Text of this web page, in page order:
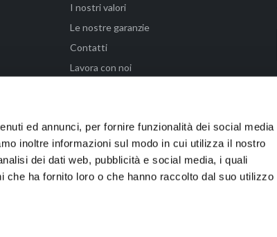
ed annunci, per fornire funzionalità dei social media
inoltre informazioni sul modo in cui utilizza il nostro
dei dati web, pubblicità e social media, i quali
che ha fornito loro o che hanno raccolto dal suo utilizzo
I nostri valori
Le nostre garanzie
Contatti
Lavora con noi
| Powered by WAIKA • EMMELAB